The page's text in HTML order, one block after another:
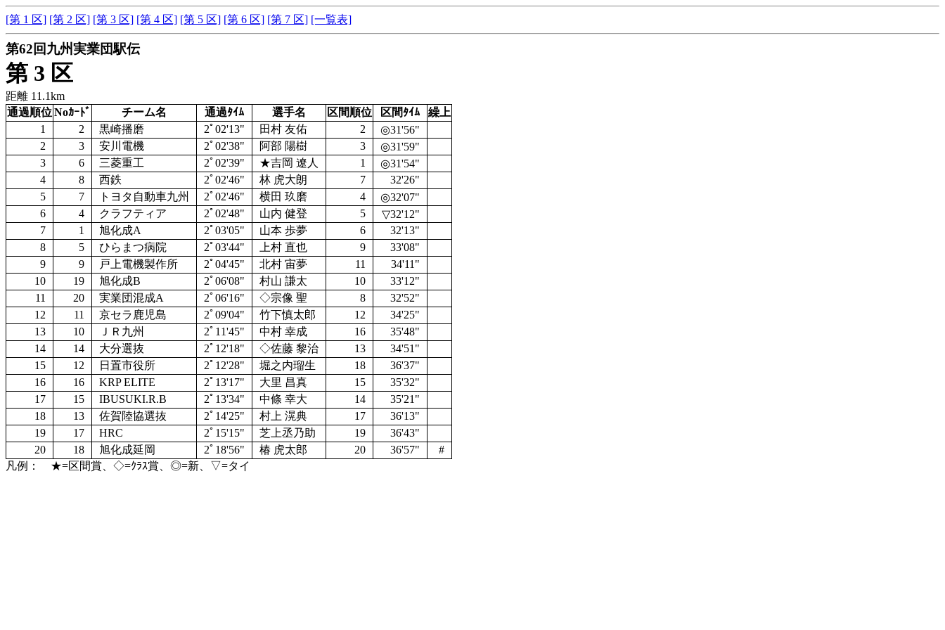
[第 1 区] [第 2 区] [第 3 区] [第 4 区] [第 5 区] [第 6 区] [第 7 区] [一覧表]
第62回九州実業団駅伝
第 3 区
距離 11.1km
通過順位Noｶｰﾄﾞ チーム名 通過ﾀｲﾑ 選手名 区間順位 区間ﾀｲﾑ
繰上
1
2 黒崎播磨 2ﾟ02'13" 田村 友佑 2
◎31'56"
2
3 安川電機 2ﾟ02'38" 阿部 陽樹 3
◎31'59"
3
6 三菱重工 2ﾟ02'39" ★吉岡 遼人 1
◎31'54"
4
8 西鉄 2ﾟ02'46" 林 虎大朗 7
32'26"
5
7 トヨタ自動車九州 2ﾟ02'46" 横田 玖磨 4
◎32'07"
6
4 クラフティア 2ﾟ02'48" 山内 健登 5
▽32'12"
7
1 旭化成A 2ﾟ03'05" 山本 歩夢 6
32'13"
8
5 ひらまつ病院 2ﾟ03'44" 上村 直也 9
33'08"
9
9 戸上電機製作所 2ﾟ04'45" 北村 宙夢 11
34'11"
10
19 旭化成B 2ﾟ06'08" 村山 謙太 10
33'12"
11
20 実業団混成A 2ﾟ06'16" ◇宗像 聖 8
32'52"
12
11 京セラ鹿児島 2ﾟ09'04" 竹下慎太郎 12
34'25"
13
10 ＪＲ九州 2ﾟ11'45" 中村 幸成 16
35'48"
14
14 大分選抜 2ﾟ12'18" ◇佐藤 黎治 13
34'51"
15
12 日置市役所 2ﾟ12'28" 堀之内瑠生 18
36'37"
16
16 KRP ELITE 2ﾟ13'17" 大里 昌真 15
35'32"
17
15 IBUSUKI.R.B 2ﾟ13'34" 中條 幸大 14
35'21"
18
13 佐賀陸協選抜 2ﾟ14'25" 村上 滉典 17
36'13"
19
17 HRC 2ﾟ15'15" 芝上丞乃助 19
36'43"
20
18 旭化成延岡 2ﾟ18'56" 椿 虎太郎 20 36'57"
#
凡例： ★=区間賞、◇=ｸﾗｽ賞、◎=新、▽=タイ